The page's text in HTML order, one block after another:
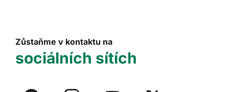
Zůstaňme v kontaktu na
sociálních sítích